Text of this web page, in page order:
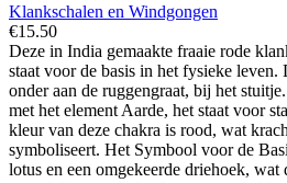
Klankschalen en Windgongen
€15.50
Deze in India gemaakte fraaie rode
staat voor de basis in het fysieke leven.
onder aan de ruggengraat, bij het
met het element Aarde, het staat voor
kleur van deze chakra is rood, wat
symboliseert. Het Symbool voor de
lotus en een omgekeerde driehoek, wat